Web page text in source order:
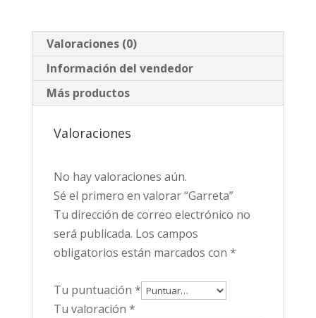
Valoraciones (0)
Información del vendedor
Más productos
Valoraciones
No hay valoraciones aún.
Sé el primero en valorar “Garreta”
Tu dirección de correo electrónico no
será publicada. Los campos
obligatorios están marcados con *
Tu puntuación *
Tu valoración *